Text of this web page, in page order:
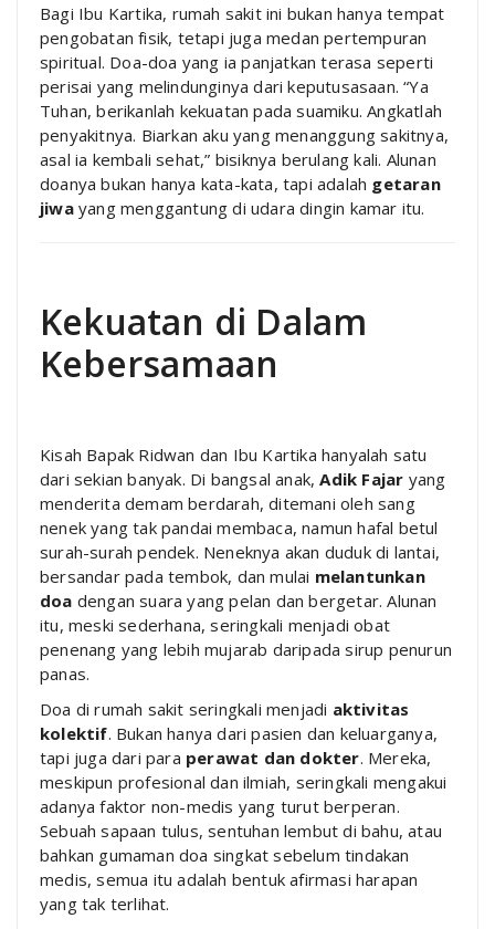
Bagi Ibu Kartika, rumah sakit ini bukan hanya tempat
pengobatan fisik, tetapi juga medan pertempuran
spiritual. Doa-doa yang ia panjatkan terasa seperti
perisai yang melindunginya dari keputusasaan. “Ya
Tuhan, berikanlah kekuatan pada suamiku. Angkatlah
penyakitnya. Biarkan aku yang menanggung sakitnya,
asal ia kembali sehat,” bisiknya berulang kali. Alunan
doanya bukan hanya kata-kata, tapi adalah getaran
jiwayang menggantung di udara dingin kamar itu.
Kekuatan di Dalam
Kebersamaan
Kisah Bapak Ridwan dan Ibu Kartika hanyalah satu
dari sekian banyak. Di bangsal anak,Adik Fajar yang
menderita demam berdarah, ditemani oleh sang
nenek yang tak pandai membaca, namun hafal betul
surah-surah pendek. Neneknya akan duduk di lantai,
bersandar pada tembok, dan mulai melantunkan
doa dengan suara yang pelan dan bergetar. Alunan
itu, meski sederhana, seringkali menjadi obat
penenang yang lebih mujarab daripada sirup penurun
panas.
Doa di rumah sakit seringkali menjadi aktivitas
kolektif. Bukan hanya dari pasien dan keluarganya,
tapi juga dari para perawat dan dokter. Mereka,
meskipun profesional dan ilmiah, seringkali mengakui
adanya faktor non-medis yang turut berperan.
Sebuah sapaan tulus, sentuhan lembut di bahu, atau
bahkan gumaman doa singkat sebelum tindakan
medis, semua itu adalah bentuk afirmasi harapan
yang tak terlihat.